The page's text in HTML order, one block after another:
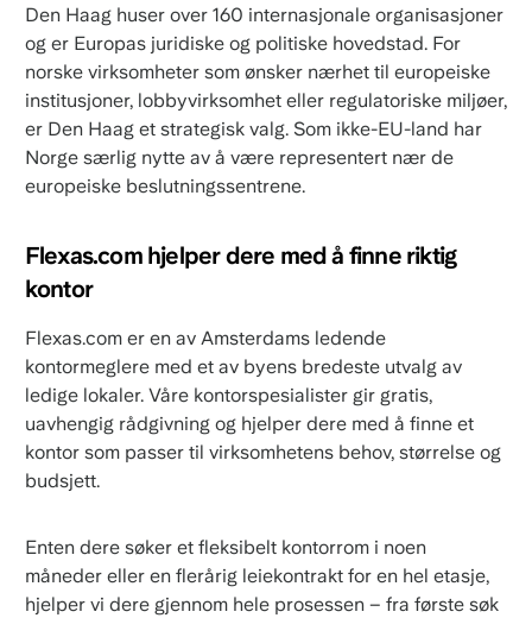
Den Haag huser over 160 internasjonale organisasjoner
og er Europas juridiske og politiske hovedstad. For
norske virksomheter som ønsker nærhet til europeiske
institusjoner, lobbyvirksomhet eller regulatoriske miljøer,
er Den Haag et strategisk valg. Som ikke-EU-land har
Norge særlig nytte av å være representert nær de
europeiske beslutningssentrene.
Flexas.com hjelper dere med å finne riktig
kontor
Flexas.com er en av Amsterdams ledende
kontormeglere med et av byens bredeste utvalg av
ledige lokaler. Våre kontorspesialister gir gratis,
uavhengig rådgivning og hjelper dere med å finne et
kontor som passer til virksomhetens behov, størrelse og
budsjett.
Enten dere søker et fleksibelt kontorrom i noen
måneder eller en flerårig leiekontrakt for en hel etasje,
hjelper vi dere gjennom hele prosessen – fra første søk